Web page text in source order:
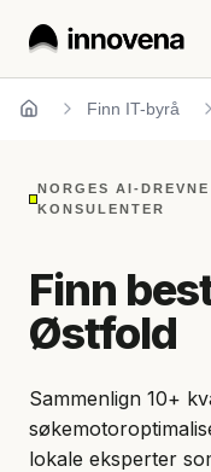
Hjem Finn IT-byrå
NORGES AI-
KONSULENTER
Finn
Østfold
Sammenlign 10+
lokale eksperter